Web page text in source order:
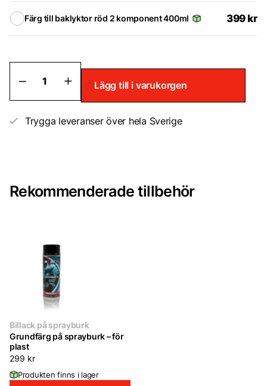
Färg till baklyktor röd 2 komponent 400ml 399 kr
Färg
lyktor
Lägg till i varukorgen
Trygga leveranser över hela Sverige
Rekommenderade tillbehör
Billack på sprayburk
Grundfärg på sprayburk – för
plast
299 kr
Produkten finns i lager